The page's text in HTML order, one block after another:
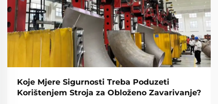
Koje Mjere Sigurnosti Treba Poduzeti
Korištenjem Stroja za Obloženo Zavarivanje?